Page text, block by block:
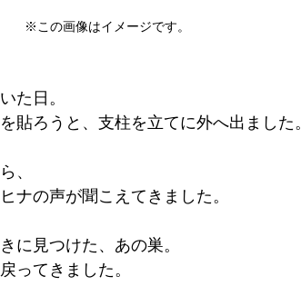
※この画像はイメージです。
た日。
貼ろうと、支柱を立てに外へ出ました。
、
ナの声が聞こえてきました。
に見つけた、あの巣。
ってきました。